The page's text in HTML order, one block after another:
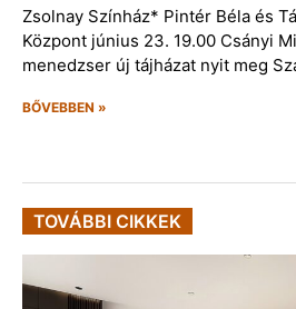
Zsolnay Színház* Pintér Béla és
Központ június 23. 19.00 Csányi
menedzser új tájházat nyit meg
BŐVEBBEN »
TOVÁBBI CIKKEK